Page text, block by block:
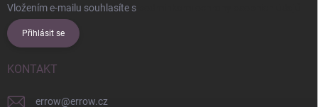
Vložením e-mailu souhlasíte s
Přihlásit se
KONTAKT
errow@errow.cz